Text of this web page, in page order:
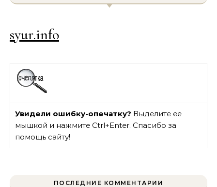
syur.info
Увидели ошибку-опечатку? Выделите ее
мышкой и нажмите Ctrl+Enter. Спасибо за
помощь сайту!
ПОСЛЕДНИЕ КОММЕНТАРИИ